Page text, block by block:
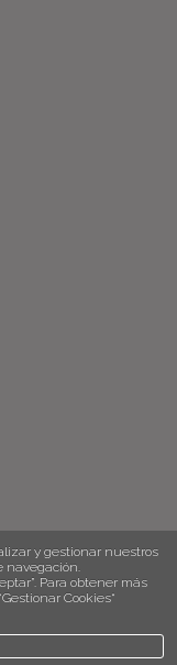
y gestionar nuestros
navegación.
Para obtener más
Cookies“